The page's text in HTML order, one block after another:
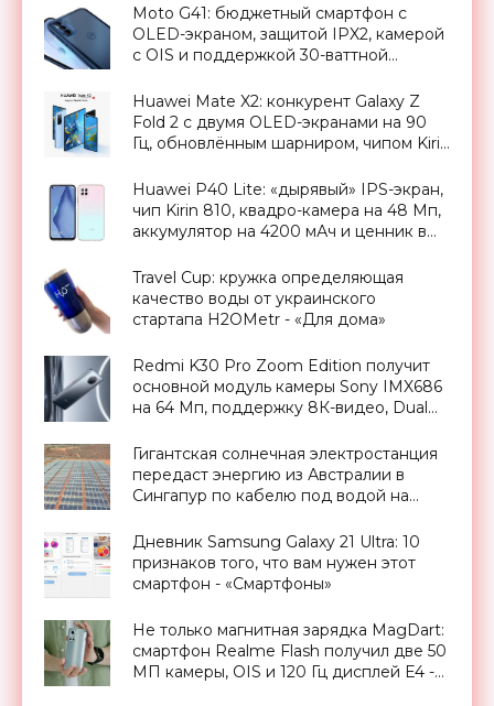
«Смартфоны»
Moto G41: бюджетный смартфон с
OLED-экраном, защитой IPX2, камерой
с OIS и поддержкой 30-ваттной
Huawei Mate X2: конкурент Galaxy Z
Fold 2 с двумя OLED-экранами на 90
Гц, обновлённым шарниром, чипом Kirin
«Смартфоны»
Huawei P40 Lite: «дырявый» IPS-экран,
чип Kirin 810, квадро-камера на 48 Мп,
аккумулятор на 4200 мАч и ценник в
Travel Cup: кружка определяющая
качество воды от украинского
стартапа H2OMetr - «Для дома»
Redmi K30 Pro Zoom Edition получит
основной модуль камеры Sony IMX686
на 64 Мп, поддержку 8К-видео, Dual
«Смартфоны»
Гигантская солнечная электростанция
передаст энергию из Австралии в
Сингапур по кабелю под водой на
Дневник Samsung Galaxy 21 Ultra: 10
признаков того, что вам нужен этот
смартфон - «Смартфоны»
Не только магнитная зарядка MagDart:
смартфон Realme Flash получил две 50
МП камеры, OIS и 120 Гц дисплей E4 -